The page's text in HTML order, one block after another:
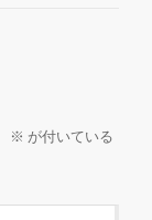
り
替
※ が付いている